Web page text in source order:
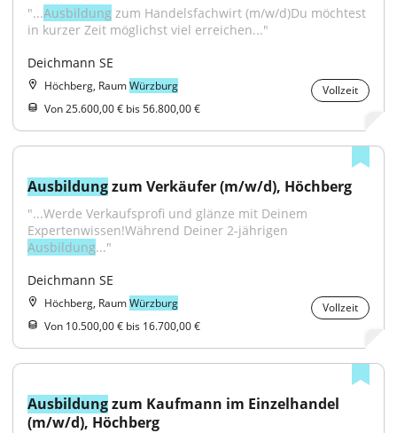
"...Ausbildung zum Handelsfachwirt (m/w/d)Du möchtest
in kurzer Zeit möglichst viel erreichen..."
Deichmann SE
Höchberg, RaumWürzburg
Vollzeit
Von 25.600,00 € bis 56.800,00 €
Ausbildung zum Verkäufer (m/w/d), Höchberg
"...Werde Verkaufsprofi und glänze mit Deinem
Ausbildung..."
Deichmann SE
Höchberg, RaumWürzburg
Vollzeit
Von 10.500,00 € bis 16.700,00 €
Ausbildung zum Kaufmann im Einzelhandel
(m/w/d), Höchberg